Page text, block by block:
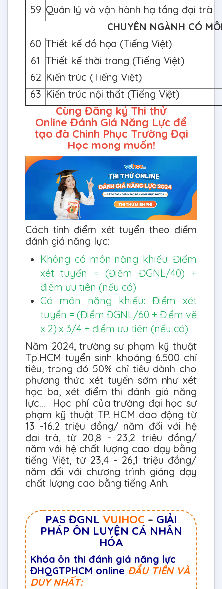
59 Quản lý và vận hành hạ tầng đại trà
CHUYÊN NGÀNH CÓ
60 Thiết kế đồ họa (Tiếng Việt)
61 Thiết kế thời trang (Tiếng Việt)
62 Kiến trúc (Tiếng Việt)
63 Kiến trúc nội thất (Tiếng Việt)
Cùng Đăng ký Thi thử
Online Đánh Giá Năng Lực để
tạo đà Chinh Phục Trường Đại
Học mong muốn!
Cách tính điểm xét tuyển theo điểm
đánh giá năng lực:
Không có môn năng khiếu: Điểm
xét tuyển = (Điểm ĐGNL/40) +
điểm ưu tiên (nếu có)
Có môn năng khiếu: Điểm xét
tuyển = (Điểm ĐGNL/60 + Điểm vẽ
x 2) x 3/4 + điểm ưu tiên (nếu có)
Năm 2024, trường sư phạm kỹ thuật
Tp.HCM tuyển sinh khoảng 6.500 chỉ
tiêu, trong đó 50% chỉ tiêu dành cho
phương thức xét tuyển sớm như xét
học bạ, xét điểm thi đánh giá năng
lực... Học phí của trường đại học sư
phạm kỹ thuật TP. HCM dao động từ
13 -16.2 triệu đồng/ năm đối với hệ
đại trà, từ 20,8 - 23,2 triệu đồng/
năm với hệ chất lượng cao dạy bằng
tiếng Việt, từ 23,4 - 26,1 triệu đồng/
năm đối với chương trình giảng dạy
chất lượng cao bằng tiếng Anh.
PAS ĐGNL VUIHOC – GIẢI
PHÁP ÔN LUYỆN CÁ NHÂN
HÓA
Khóa ôn thi đánh giá năng lực
ĐHQGTPHCM online ĐẦU TIÊN VÀ
DUY NHẤT: